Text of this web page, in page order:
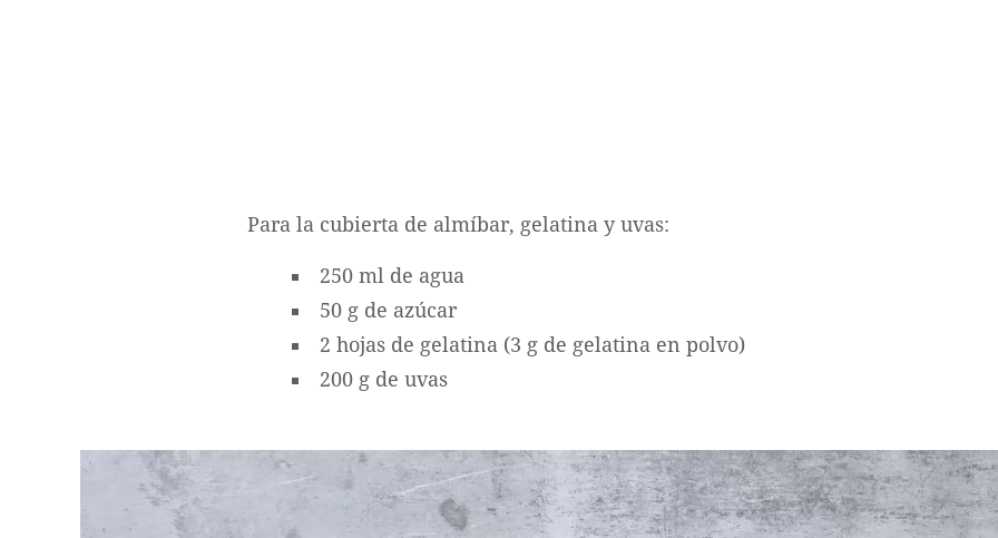
Para la cubierta de almíbar, gelatina y uvas:
250 ml de agua
50 g de azúcar
2 hojas de gelatina (3 g de gelatina en polvo)
200 g de uvas